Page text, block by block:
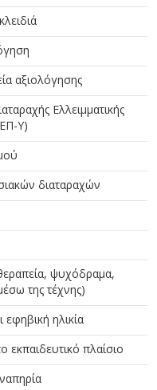
αξιολόγησης
Ελλειμματικής
Υ)
διαταραχών
ψυχόδραμα,
της τέχνης)
ηλικία
εκπαιδευτικό πλαίσιο